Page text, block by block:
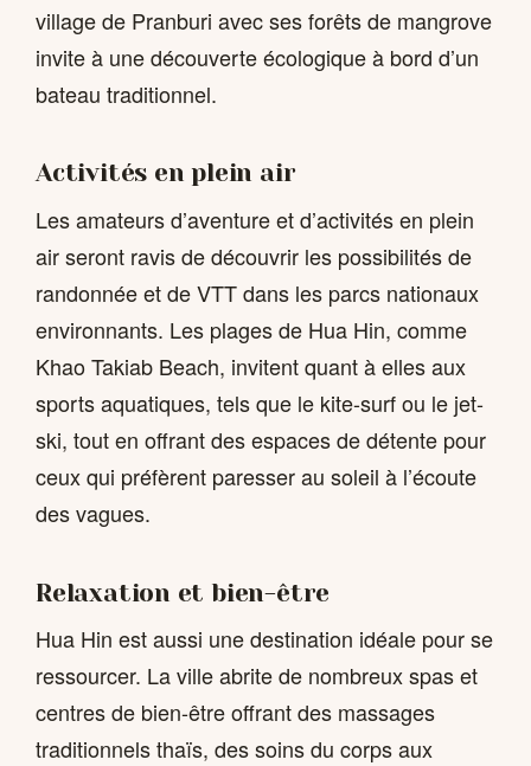
village de Pranburi avec ses forêts de mangrove
invite à une découverte écologique à bord d’un
bateau traditionnel.
Activités en plein air
Les amateurs d’aventure et d’activités en plein
air seront ravis de découvrir les possibilités de
randonnée et de VTT dans les parcs nationaux
environnants. Les plages de Hua Hin, comme
Khao Takiab Beach, invitent quant à elles aux
sports aquatiques, tels que le kite-surf ou le jet-
ski, tout en offrant des espaces de détente pour
ceux qui préfèrent paresser au soleil à l’écoute
des vagues.
Relaxation et bien-être
Hua Hin est aussi une destination idéale pour se
ressourcer. La ville abrite de nombreux spas et
centres de bien-être offrant des massages
traditionnels thaïs, des soins du corps aux